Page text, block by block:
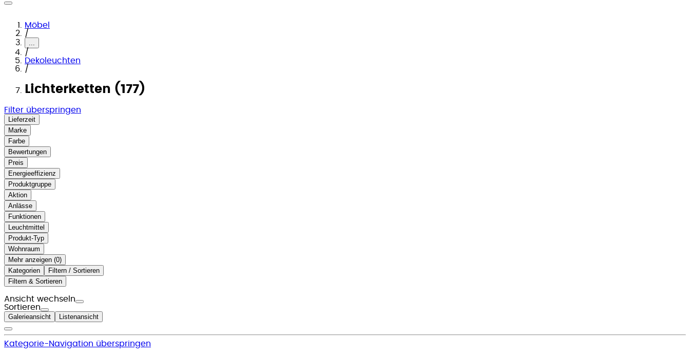
Möbel
/
...
/
Dekoleuchten
/
Lichterketten (177)
Filter überspringen
Lieferzeit
Marke
Farbe
Bewertungen
Preis
Energieeffizienz
Produktgruppe
Aktion
Anlässe
Funktionen
Leuchtmittel
Produkt-Typ
Wohnraum
Mehr anzeigen ( )
Kategorien
Filtern / Sortieren
Filtern & Sortieren
Ansicht wechseln
Sortieren
Galerieansicht Listenansicht
Kategorie-Navigation überspringen